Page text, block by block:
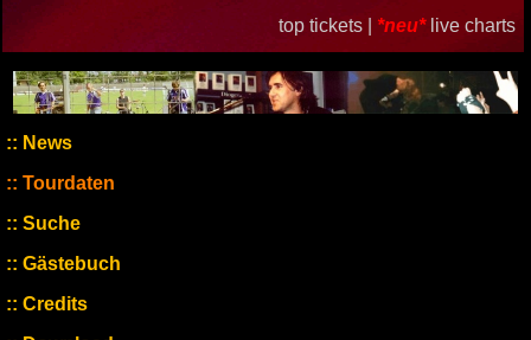
top tickets | *neu* live charts
News
Tourdaten
Suche
Gästebuch
Credits